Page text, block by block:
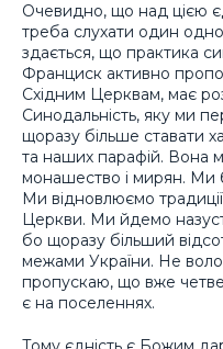
Очевидно, що над цією
треба слухати один
здається, що практика
Франциск активно
Східним Церквам, має
Синодальність, яку ми
щоразу більше ставати
та наших парафій. Вона
монашество і мирян. Ми
Ми відновлюємо
Церкви. Ми йдемо
бо щоразу більший
межами України. Не
пропускаю, що вже
є на поселеннях.